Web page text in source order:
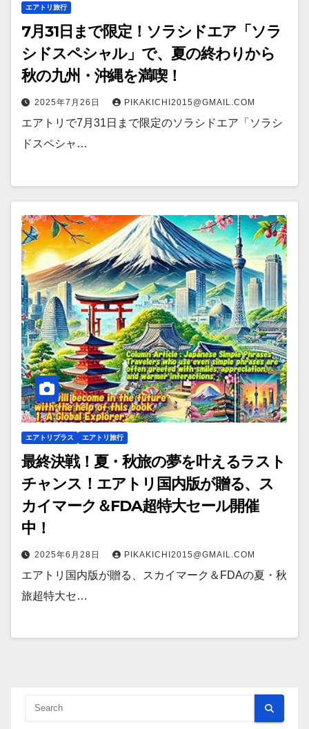
エアトリ旅行
7月31日まで限定！ソラシドエア「ソラ
シドスペシャル」で、夏の終わりから
秋の九州・沖縄を満喫！
2025年7月26日 PIKAKICHI2015@GMAIL.COM
エアトリで7月31日まで限定のソラシドエア「ソラシ
ドスペシャ…
エアトリプラス エアトリ旅行
最終決戦！夏・秋旅の夢を叶えるラスト
チャンス！エアトリ国内版が贈る、ス
カイマーク＆FDA超特大セール開催
中！
2025年6月28日 PIKAKICHI2015@GMAIL.COM
エアトリ国内版が贈る、スカイマーク＆FDAの夏・秋
旅超特大セ…